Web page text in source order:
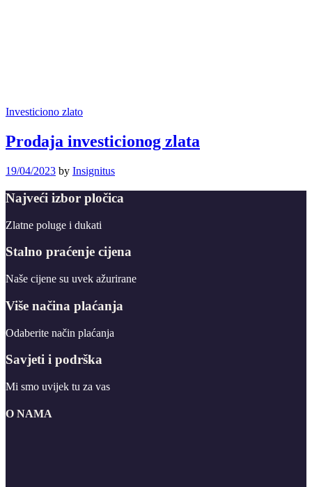
Investiciono zlato
Prodaja investicionog zlata
19/04/2023 by Insignitus
Najveći izbor pločica
Zlatne poluge i dukati
Stalno praćenje cijena
Naše cijene su uvek ažurirane
Više načina plaćanja
Odaberite način plaćanja
Savjeti i podrška
Mi smo uvijek tu za vas
O NAMA